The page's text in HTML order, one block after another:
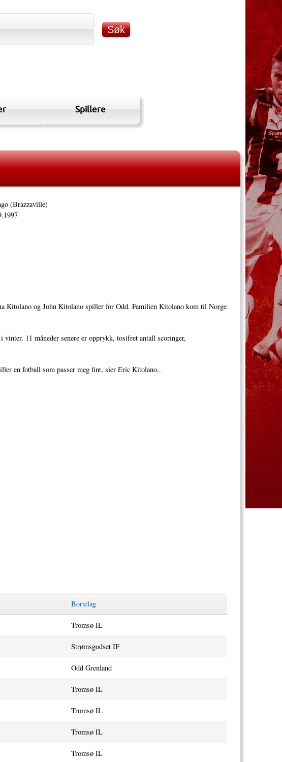
Spillere
(Brazzaville)
Kitolano og John Kitolano spiller for Odd. Familien Kitolano kom til Norge
11 måneder senere er opprykk, tosifret antall scoringer,
en fotball som passer meg fint, sier Eric Kitolano..
Bortelag
Tromsø IL
Strømsgodset IF
Odd Grenland
Tromsø IL
Tromsø IL
Tromsø IL
Tromsø IL